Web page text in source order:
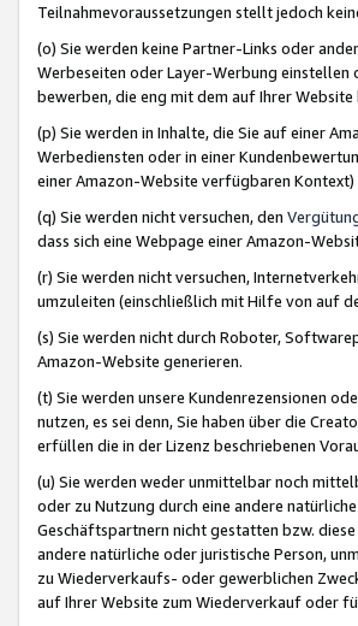
Teilnahmevoraussetzungen stellt jedoch
(o) Sie werden keine Partner-Links oder
Werbeseiten oder Layer-Werbung
bewerben, die eng mit dem auf Ihrer
(p) Sie werden in Inhalte, die Sie auf einer
Werbediensten oder in einer
einer Amazon-Website verfügbaren
(q) Sie werden nicht versuchen, den
dass sich eine Webpage einer Amazon-
(r) Sie werden nicht versuchen,
umzuleiten (einschließlich mit Hilfe von auf
(s) Sie werden nicht durch Roboter,
Amazon-Website generieren.
(t) Sie werden unsere Kundenrezensionen
nutzen, es sei denn, Sie haben über die
erfüllen die in der Lizenz beschriebenen
(u) Sie werden weder unmittelbar noch
oder zu Nutzung durch eine andere
Geschäftspartnern nicht gestatten bzw.
andere natürliche oder juristische Person,
zu Wiederverkaufs- oder gewerblichen
auf Ihrer Website zum Wiederverkauf oder